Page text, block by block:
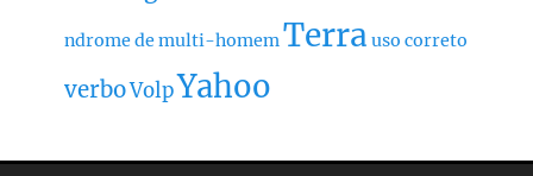
ndrome de multi-homemTerra uso correto
verboVolpYahoo